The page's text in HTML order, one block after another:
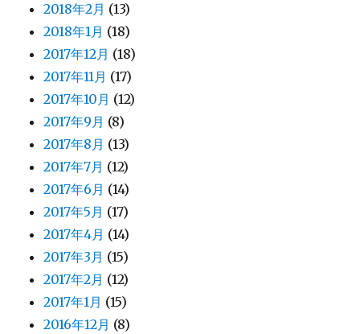
2018年2月 (13)
2018年1月 (18)
2017年12月 (18)
2017年11月 (17)
2017年10月 (12)
2017年9月 (8)
2017年8月 (13)
2017年7月 (12)
2017年6月 (14)
2017年5月 (17)
2017年4月 (14)
2017年3月 (15)
2017年2月 (12)
2017年1月 (15)
2016年12月 (8)